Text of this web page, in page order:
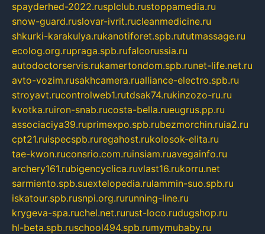
spayderhed-2022.rusplclub.rustoppamedia.ru
snow-guard.ruslovar-ivrit.rucleanmedicine.ru
shkurki-karakulya.rukanotiforet.spb.rututmassage.ru
ecolog.org.rupraga.spb.rufalcorussia.ru
autodoctorservis.rukamertondom.spb.runet-life.net.ru
avto-vozim.rusakhcamera.rualliance-electro.spb.ru
stroyavt.rucontrolweb1.rutdsak74.rukinzozo-ru.ru
kvotka.ruiron-snab.rucosta-bella.rueugrus.pp.ru
associaciya39.ruprimexpo.spb.rubezmorchin.ruia2.ru
cpt21.ruispecspb.ruregahost.rukolosok-elita.ru
tae-kwon.ruconsrio.com.ruinsiam.ruavegainfo.ru
archery161.rubigencyclica.ruvlast16.rukorru.net
sarmiento.spb.suextelopedia.rulammin-suo.spb.ru
iskatour.spb.rusnpi.org.rurunning-line.ru
krygeva-spa.ruchel.net.rurust-loco.rudugshop.ru
hl-beta.spb.ruschool494.spb.rumymubaby.ru